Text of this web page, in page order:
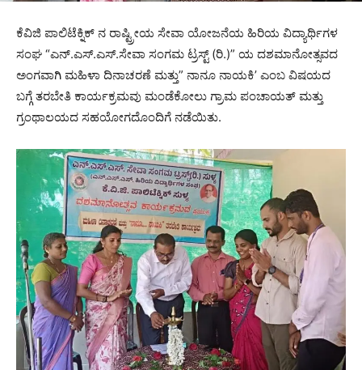
ಕೆವಿಜಿ ಪಾಲಿಟೆಕ್ನಿಕ್ ನ ರಾಷ್ಟ್ರೀಯ ಸೇವಾ ಯೋಜನೆಯ ಹಿರಿಯ ವಿದ್ಯಾರ್ಥಿಗಳ
ಸಂಘ “ಎನ್.ಎಸ್.ಎಸ್.ಸೇವಾ ಸಂಗಮ ಟ್ರಸ್ಟ್ (ರಿ.)” ಯ ದಶಮಾನೋತ್ಸವದ
ಅಂಗವಾಗಿ ಮಹಿಳಾ ದಿನಾಚರಣೆ ಮತ್ತು” ನಾನೂ ನಾಯಕಿ’ ಎಂಬ ವಿಷಯದ
ಬಗ್ಗೆ ತರಬೇತಿ ಕಾರ್ಯಕ್ರಮವು ಮಂಡೆಕೋಲು ಗ್ರಾಮ ಪಂಚಾಯತ್ ಮತ್ತು
ಗ್ರಂಥಾಲಯದ ಸಹಯೋಗದೊಂದಿಗೆ ನಡೆಯಿತು.